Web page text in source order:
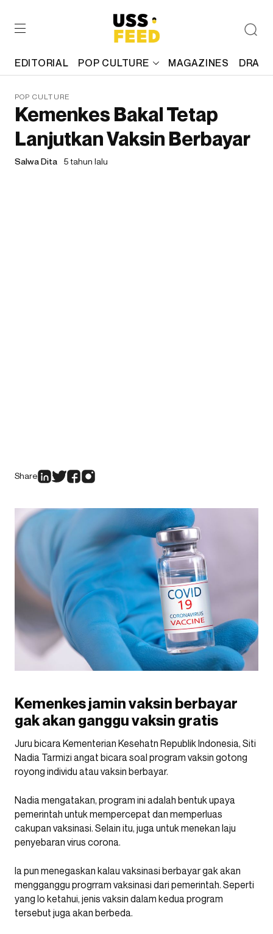
EDITORIAL POP CULTURE MAGAZINES
POP CULTURE
Kemenkes Bakal Tetap
Lanjutkan Vaksin Berbayar
Salwa Dita 5 tahun lalu
Share
Kemenkes jamin vaksin berbayar
gak akan ganggu vaksin gratis
Juru bicara Kementerian Kesehatn Republik Indonesia, Siti
Nadia Tarmizi angat bicara soal program vaksin gotong
royong individu atau vaksin berbayar.
Nadia mengatakan, program ini adalah bentuk upaya
pemerintah untuk mempercepat dan memperluas
cakupan vaksinasi. Selain itu, juga untuk menekan laju
penyebaran virus corona.
Ia pun menegaskan kalau vaksinasi berbayar gak akan
mengganggu progrram vaksinasi dari pemerintah. Seperti
yang lo ketahui, jenis vaksin dalam kedua program
tersebut juga akan berbeda.